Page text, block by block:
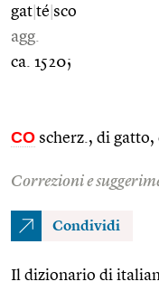
gat té sco
agg.
ca. 1520;
CO scherz., di gatto,
Correzioni e
Condividi
Il dizionario di